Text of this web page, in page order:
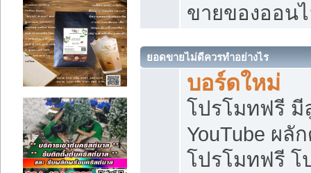
ขายของออน
ยอดขายไม่ดีควรทำอย่างไร
บอร์ดใหม่
โปรโมทฟรี มี
YouTube ผลั
โปรโมทฟรี โ